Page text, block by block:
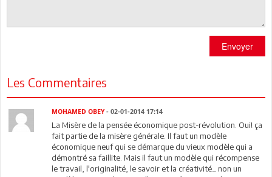
Envoyer
Les Commentaires
MOHAMED OBEY- 02-01-2014 17:14
La Misère de la pensée économique post-révolution. Oui! ça
fait partie de la misère générale. Il faut un modèle
économique neuf qui se démarque du vieux modèle qui a
démontré sa faillite. Mais il faut un modèle qui récompense
le travail, l'originalité, le savoir et la créativité_ non un